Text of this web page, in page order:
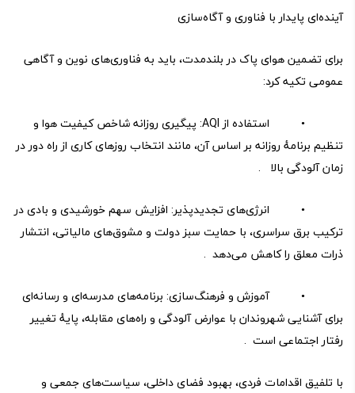
آینده‌ای پایدار با فناوری و آگاه‌سازی
برای تضمین هوای پاک در بلندمدت، باید به فناوری‌های نوین و آگاهی
عمومی تکیه کرد:
• استفاده از AQI: پیگیری روزانه شاخص کیفیت هوا و
تنظیم برنامهٔ روزانه بر اساس آن، مانند انتخاب روزهای کاری از راه دور در
زمان آلودگی بالا .
• انرژی‌های تجدیدپذیر: افزایش سهم خورشیدی و بادی در
ترکیب برق سراسری، با حمایت سبز دولت و مشوق‌های مالیاتی، انتشار
ذرات معلق را کاهش می‌دهد .
• آموزش و فرهنگ‌سازی: برنامه‌های مدرسه‌ای و رسانه‌ای
برای آشنایی شهروندان با عوارض آلودگی و راه‌های مقابله، پایهٔ تغییر
رفتار اجتماعی است .
با تلفیق اقدامات فردی، بهبود فضای داخلی، سیاست‌های جمعی و